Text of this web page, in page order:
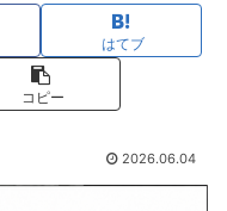
はてブ
コピー
2026.06.04